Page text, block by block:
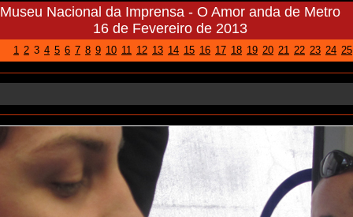
Museu Nacional da Imprensa - O Amor anda de Metro
16 de Fevereiro de 2013
1 2 3 4 5 6 7 8 9 10 11 12 13 14 15 16 17 18 19 20 21 22 23 24 25